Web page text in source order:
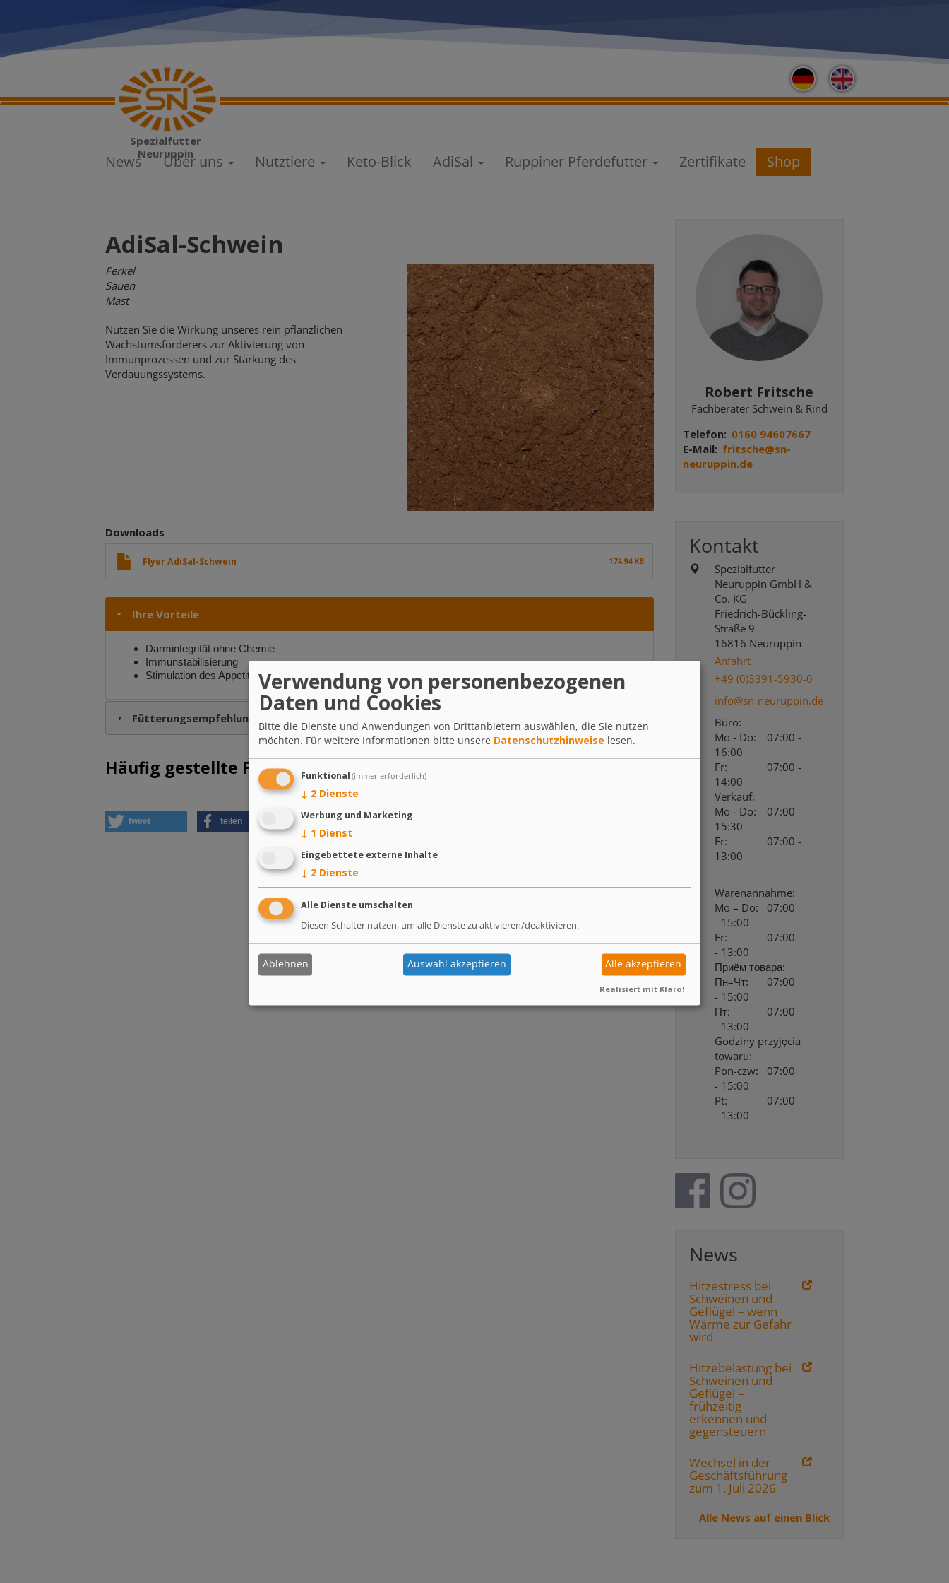
Spezialfutter
Neuruppin
Main
navigation
News Über uns Nutztiere Keto-Blick AdiSal Ruppiner Pferdefutter Zertifikate Shop
AdiSal-Schwein
Ferkel
Sauen
Mast
Nutzen Sie die Wirkung unseres rein pflanzlichen
Wachstumsförderers zur Aktivierung von
Immunprozessen und zur Stärkung des
Verdauungssystems.
Downloads
Flyer AdiSal-Schwein 174.94 KB
Ihre Vorteile
Darmintegrität ohne Chemie
Immunstabilisierung
Stimulation des Appetits
Fütterungsempfehlung
Häufig gestellte Fragen
tweet teilen mitteilen
Robert Fritsche
Fachberater Schwein & Rind
Telefon
0160 94607667
E-Mail
fritsche@sn-
neuruppin.de
Kontakt
Spezialfutter
Neuruppin GmbH &
Co. KG
Friedrich-Bückling-
Straße 9
16816 Neuruppin
Anfahrt
+49 (0)3391-5930-0
info@sn-neuruppin.de
Büro:
Mo - Do:
07:00 -
16:00
Fr:
07:00 -
14:00
Verkauf:
Mo - Do:
07:00 -
15:30
Fr:
07:00 -
13:00
Warenannahme:
Mo – Do:
07:00
- 15:00
Fr:
07:00
- 13:00
Приём товара:
Пн–Чт:
07:00
- 15:00
Пт:
07:00
- 13:00
Godziny przyjęcia
towaru:
Pon-czw:
07:00
- 15:00
Pt:
07:00
- 13:00
News
Hitzestress bei
Schweinen und
Geflügel – wenn
Wärme zur Gefahr
wird
Hitzebelastung bei
Schweinen und
Geflügel –
frühzeitig
erkennen und
gegensteuern
Wechsel in der
Geschäftsführung
zum 1. Juli 2026
Alle News auf einen Blick
Verwendung von personenbezogenen
Daten und Cookies
Bitte die Dienste und Anwendungen von Drittanbietern auswählen, die Sie nutzen
möchten. Für weitere Informationen bitte unsere Datenschutzhinweise lesen.
Funktional (immer erforderlich)
↓ 2 Dienste
Werbung und Marketing
↓ 1 Dienst
Eingebettete externe Inhalte
↓ 2 Dienste
Alle Dienste umschalten
Diesen Schalter nutzen, um alle Dienste zu aktivieren/deaktivieren.
Ablehnen Auswahl akzeptieren Alle akzeptieren
Realisiert mit Klaro!